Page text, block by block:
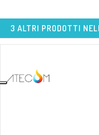
3 ALTRI PRODOTTI